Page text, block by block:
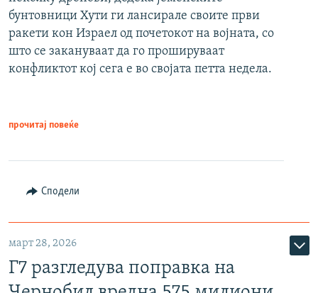
бунтовници Хути ги лансирале своите први
ракети кон Израел од почетокот на војната, со
што се закануваат да го прошируваат
конфликтот кој сега е во својата петта недела.
прочитај повеќе
Сподели
март 28, 2026
Г7 разгледува поправка на